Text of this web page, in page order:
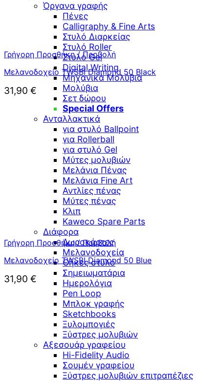
Όργανα γραφής
Πένες
Calligraphy & Fine Arts
Στυλό Διαρκείας
Στυλό Roller
Στυλό Gel
Digital Writing
Μηχανικά Μολύβια
Μολύβια
Σετ δώρου
Special Offers
Ανταλλακτικά
για στυλό Ballpoint
για Rollerball
για στυλό Gel
Μύτες μολυβιών
Μελάνια Πένας
Μελάνια Fine Art
Αντλίες πένας
Μύτες πένας
Κλιπ
Kaweco Spare Parts
Διάφορα
Δωροκάρτες
Μελανοδοχεία
Θήκες στυλό
Σημειωματάρια
Ημερολόγια
Pen Loop
Μπλοκ γραφής
Sketchbooks
Ξυλομπογιές
Ξύστρες μολυβιών
Αξεσουάρ γραφείου
Hi-Fidelity Audio
Σουμέν γραφείου
Ξύστρες μολυβιών επιτραπέζιες
Γρήγορη Προσθήκη / Προβολή
Μελανοδοχείο TWSBI Diamond 50 Black
31,90 €
Γρήγορη Προσθήκη / Προβολή
Μελανοδοχείο TWSBI Diamond 50 Blue
31,90 €